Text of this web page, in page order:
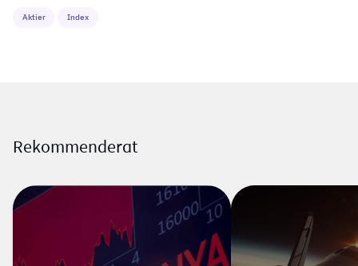
Aktier Index
Rekommenderat